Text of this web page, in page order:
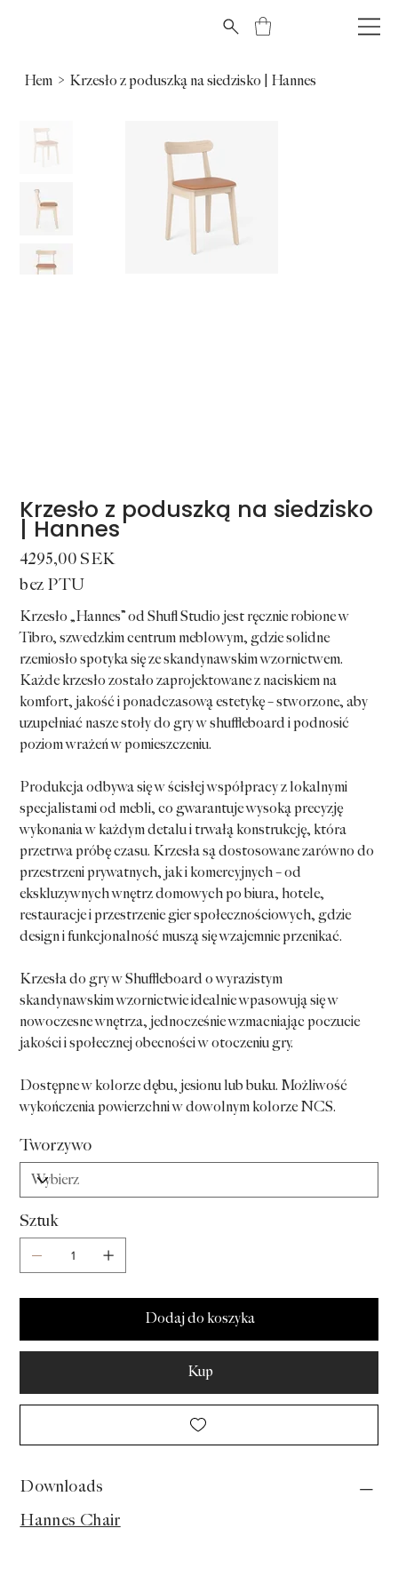
Hem > Krzesło z poduszką na siedzisko | Hannes
Krzesło z poduszką na siedzisko
| Hannes
Cena
4295,00 SEK
bez PTU
Krzesło „Hannes” od Shufl Studio jest ręcznie robione w
Tibro, szwedzkim centrum meblowym, gdzie solidne
rzemiosło spotyka się ze skandynawskim wzornictwem.
Każde krzesło zostało zaprojektowane z naciskiem na
komfort, jakość i ponadczasową estetykę – stworzone, aby
uzupełniać nasze stoły do gry w shuffleboard i podnosić
poziom wrażeń w pomieszczeniu.
Produkcja odbywa się w ścisłej współpracy z lokalnymi
specjalistami od mebli, co gwarantuje wysoką precyzję
wykonania w każdym detalu i trwałą konstrukcję, która
przetrwa próbę czasu. Krzesła są dostosowane zarówno do
przestrzeni prywatnych, jak i komercyjnych – od
ekskluzywnych wnętrz domowych po biura, hotele,
restauracje i przestrzenie gier społecznościowych, gdzie
design i funkcjonalność muszą się wzajemnie przenikać.
Krzesła do gry w Shuffleboard o wyrazistym
skandynawskim wzornictwie idealnie wpasowują się w
nowoczesne wnętrza, jednocześnie wzmacniając poczucie
jakości i społecznej obecności w otoczeniu gry.
Dostępne w kolorze dębu, jesionu lub buku. Możliwość
wykończenia powierzchni w dowolnym kolorze NCS.
Tworzywo
Sztuk
Dodaj do koszyka
Kup
Downloads
Hannes Chair